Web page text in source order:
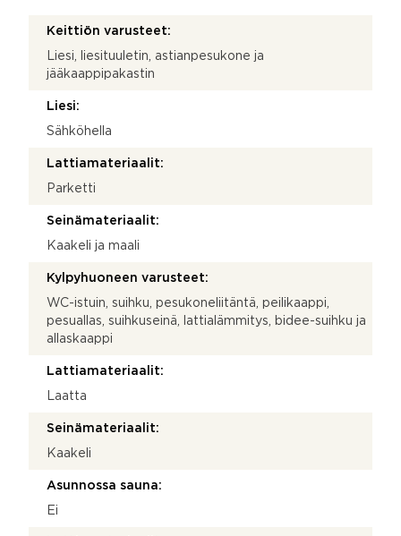
Keittiön varusteet:
Liesi, liesituuletin, astianpesukone ja
jääkaappipakastin
Liesi:
Sähköhella
Lattiamateriaalit:
Parketti
Seinämateriaalit:
Kaakeli ja maali
Kylpyhuoneen varusteet:
WC-istuin, suihku, pesukoneliitäntä, peilikaappi,
pesuallas, suihkuseinä, lattialämmitys, bidee-suihku ja
allaskaappi
Lattiamateriaalit:
Laatta
Seinämateriaalit:
Kaakeli
Asunnossa sauna:
Ei